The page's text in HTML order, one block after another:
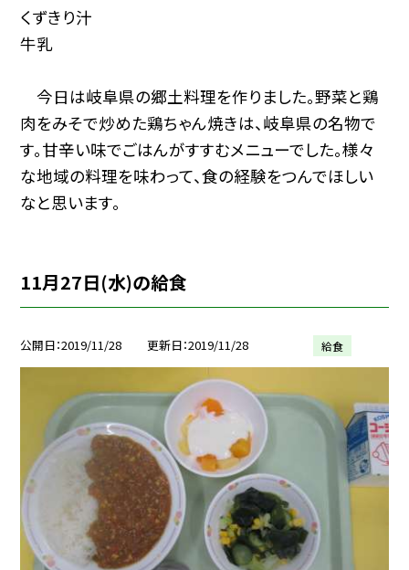
くずきり汁
牛乳
今日は岐阜県の郷土料理を作りました。野菜と鶏
肉をみそで炒めた鶏ちゃん焼きは、岐阜県の名物で
す。甘辛い味でごはんがすすむメニューでした。様々
な地域の料理を味わって、食の経験をつんでほしい
なと思います。
11月27日(水)の給食
公開日 2019/11/28 更新日 2019/11/28 給食